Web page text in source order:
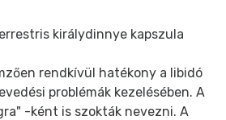
királydinnye kapszula
rendkívül hatékony a libidó
problémák kezelésében. A
-ként is szokták nevezni. A